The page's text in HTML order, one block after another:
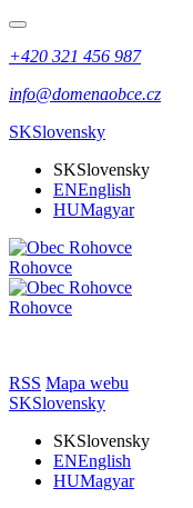
+420 321 456 987
info@domenaobce.cz
SKSlovensky
SKSlovensky
ENEnglish
HUMagyar
Rohovce
Rohovce
RSS Mapa webu
SKSlovensky
SKSlovensky
ENEnglish
HUMagyar